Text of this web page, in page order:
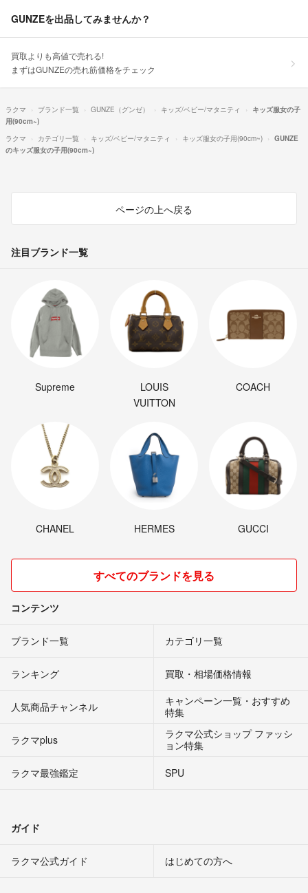
GUNZEを出品してみませんか？
買取よりも高値で売れる!
まずはGUNZEの売れ筋価格をチェック
ラクマ ブランド一覧 GUNZE（グンゼ） キッズ/ベビー/マタニティ
キッズ服女の子
用(90cm~)
ラクマ
カテゴリ一覧 キッズ/ベビー/マタニティ キッズ服女の子用(90cm~)
GUNZE
のキッズ服女の子用(90cm~)
ページの上へ戻る
注目ブランド一覧
Supreme
LOUIS
VUITTON
COACH
CHANEL HERMES GUCCI
すべてのブランドを見る
コンテンツ
ブランド一覧 カテゴリ一覧
ランキング 買取・相場価格情報
人気商品チャンネル
キャンペーン一覧・おすすめ
特集
ラクマplus
ラクマ公式ショップ ファッシ
ョン特集
ラクマ最強鑑定
SPU
ガイド
ラクマ公式ガイド はじめての方へ